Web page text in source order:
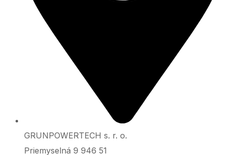
GRUNPOWERTECH s. r. o.
Priemyselná 9 946 51